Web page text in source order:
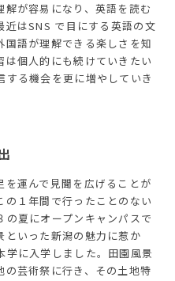
が容易になり、英語を読む
近はSNS で目にする英語の文
語が理解できる楽しさを知
は個人的にも続けていきたい
る機会を更に増やしていき
運んで見聞を広げることが
１年間で行ったことのない
夏にオープンキャンパスで
といった新潟の魅力に惹か
学に入学しました。田園風景
芸術祭に行き、その土地特